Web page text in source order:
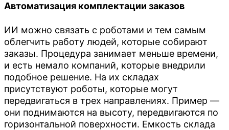
Автоматизация комплектации заказов
ИИ можно связать с роботами и тем самым
облегчить работу людей, которые собирают
заказы. Процедура занимает меньше времени,
и есть немало компаний, которые внедрили
подобное решение. На их складах
присутствуют роботы, которые могут
передвигаться в трех направлениях. Пример —
они поднимаются на высоту, передвигаются по
горизонтальной поверхности. Емкость склада